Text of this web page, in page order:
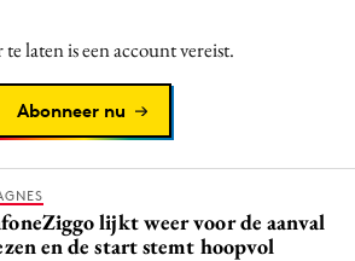
laten is een account vereist.
Abonneer nu
lijkt weer voor de aanval
en de start stemt hoopvol